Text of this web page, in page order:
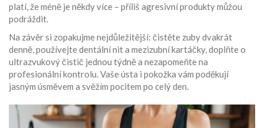
platí, že méně je někdy více – příliš agresivní produkty můžou
podráždit.
Na závěr si zopakujme nejdůležitější: čistěte zuby dvakrát
denně, používejte dentální nit a mezizubní kartáčky, doplňte o
ultrazvukový čistič jednou týdně a nezapomeňte na
profesionální kontrolu. Vaše ústa i pokožka vám poděkují
jasným úsměvem a svěžím pocitem po celý den.